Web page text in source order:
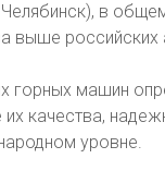
в
выше российских
машин
качества,
уровне.